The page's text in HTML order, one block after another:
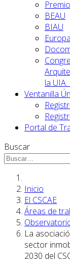
BEAU
BIAU
la
Ventanilla
Portal de
Buscar
Inicio
El CSCAE
Áreas de
La
sector
2030 del